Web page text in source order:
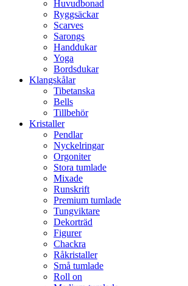
Huvudbonad
Ryggsäckar
Scarves
Sarongs
Handdukar
Yoga
Bordsdukar
Klangskålar
Tibetanska
Bells
Tillbehör
Kristaller
Pendlar
Nyckelringar
Orgoniter
Stora tumlade
Mixade
Runskrift
Premium tumlade
Tungviktare
Dekorträd
Figurer
Chackra
Råkristaller
Små tumlade
Roll on